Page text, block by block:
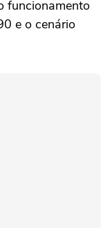
funcionamento
e o cenário